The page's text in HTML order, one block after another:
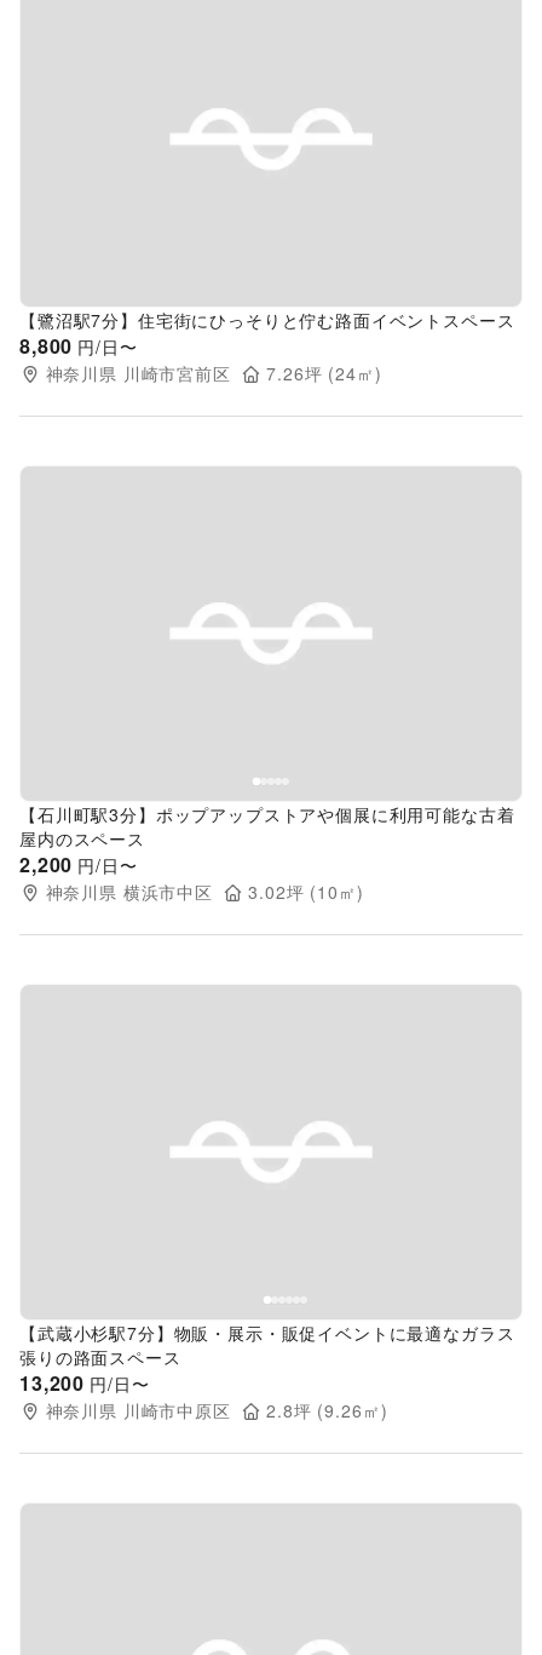
Previous slide
【鷺沼駅7分】住宅街にひっそりと佇む路面イベントスペース
8,800 円/日〜
神奈川県 川崎市宮前区 7.26坪 (24㎡)
Previous slide
【石川町駅3分】ポップアップストアや個展に利用可能な古着
屋内のスペース
2,200 円/日〜
神奈川県 横浜市中区 3.02坪 (10 ㎡)
Previous slide
【武蔵小杉駅7分】物販・展示・販促イベントに最適なガラス
張りの路面スペース
13,200 円/日〜
神奈川県 川崎市中原区 2.8坪 (9.26 ㎡)